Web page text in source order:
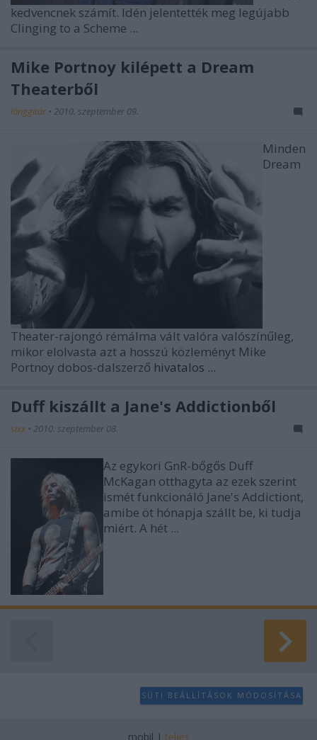
kedvencnek számít. Idén jelentették meg legújabb
Clinging to a Scheme ...
Mike Portnoy kilépett a Dream
Theaterből
lánggitár • 2010. szeptember 09.
Minden
Dream
Theater-rajongó rémálma vált valóra valószínűleg,
mikor elolvasta azt a hosszú közleményt Mike
Portnoy dobos-dalszerző hivatalos ...
Duff kiszállt a Jane's Addictionből
sixx • 2010. szeptember 08.
Az egykori GnR-bőgős Duff
McKagan otthagyta az ezek szerint
ismét funkcionáló Jane's Addictiont,
amibe öt hónapja szállt be, ki tudja
miért. A hét ...
SÜTI BEÁLLÍTÁSOK MÓDOSÍTÁSA
mobil | teljes